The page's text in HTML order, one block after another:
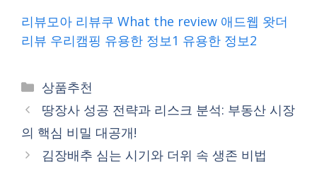
리뷰모아 리뷰쿠 What the review 애드웹 왓더
리뷰 우리캠핑 유용한 정보1 유용한 정보2
Categories
상품추천
땅장사 성공 전략과 리스크 분석: 부동산 시장
의 핵심 비밀 대공개!
김장배추 심는 시기와 더위 속 생존 비법